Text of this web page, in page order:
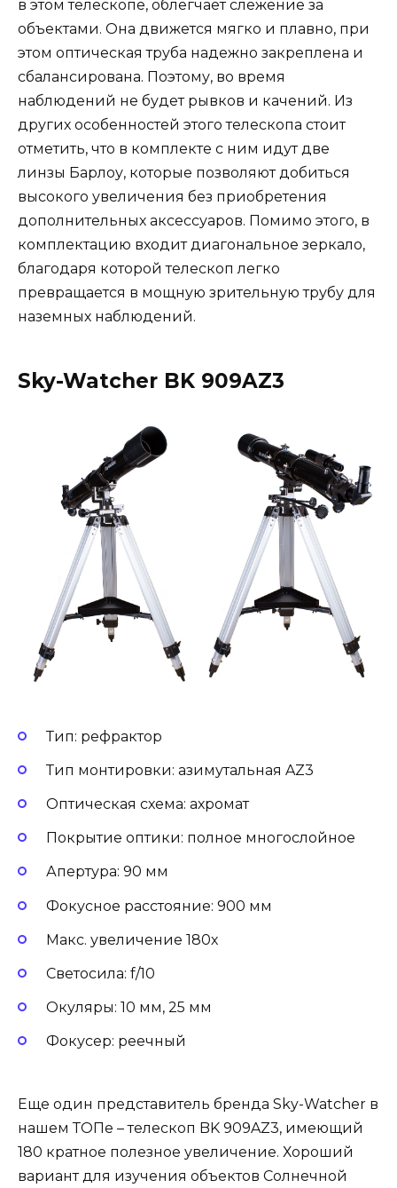
в этом телескопе, облегчает слежение за
объектами. Она движется мягко и плавно, при
этом оптическая труба надежно закреплена и
сбалансирована. Поэтому, во время
наблюдений не будет рывков и качений. Из
других особенностей этого телескопа стоит
отметить, что в комплекте с ним идут две
линзы Барлоу, которые позволяют добиться
высокого увеличения без приобретения
дополнительных аксессуаров. Помимо этого, в
комплектацию входит диагональное зеркало,
благодаря которой телескоп легко
превращается в мощную зрительную трубу для
наземных наблюдений.
Sky-Watcher BK 909AZ3
Тип: рефрактор
Тип монтировки: азимутальная AZ3
Оптическая схема: ахромат
Покрытие оптики: полное многослойное
Апертура: 90 мм
Фокусное расстояние: 900 мм
Макс. увеличение 180х
Светосила: f/10
Окуляры: 10 мм, 25 мм
Фокусер: реечный
Еще один представитель бренда Sky-Watcher в
нашем ТОПе – телескоп BK 909AZ3, имеющий
180 кратное полезное увеличение. Хороший
вариант для изучения объектов Солнечной